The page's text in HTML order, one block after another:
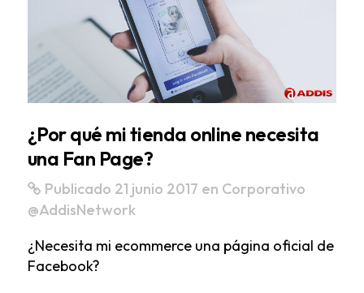
¿Por qué mi tienda online necesita
una Fan Page?
Publicado 21 junio 2017 en Corporativo
@AddisNetwork
¿Necesita mi ecommerce una página oficial de
Facebook?